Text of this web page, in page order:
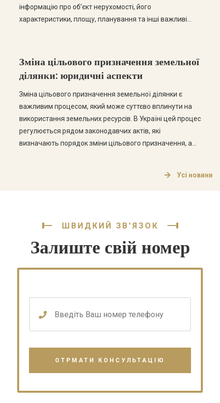
інформацію про об’єкт нерухомості, його
характеристики, площу, планування та інші важливі
технічного паспорта […]
Зміна цільового призначення земельної
ділянки: юридичні аспекти
Зміна цільового призначення земельної ділянки є
важливим процесом, який може суттєво вплинути на
використання земельних ресурсів. В Україні цей процес
регулюється рядом законодавчих актів, які
визначають порядок зміни цільового призначення, а
Цільове призначення земельної ділянки визначає, для
Усі новини
ШВИДКИЙ ЗВ'ЯЗОК
Залиште свій номер